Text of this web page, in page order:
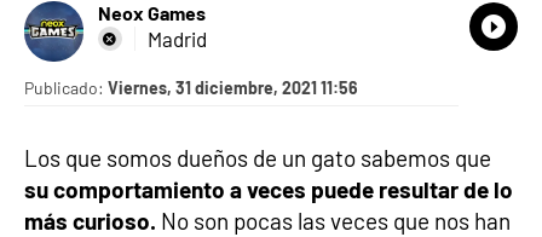
Neox Games
Madrid
Publicado: Viernes, 31 diciembre, 2021 11:56
Los que somos dueños de un gato sabemos que
su comportamiento a veces puede resultar de lo
más curioso. No son pocas las veces que nos han